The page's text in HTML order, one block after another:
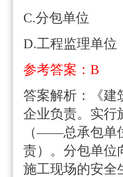
C.分包单位
D.工程监理单位
参考答案：B
答案解析：
《
企业负责。实行
（——总承包单
责）。分包单位
施工现场的安